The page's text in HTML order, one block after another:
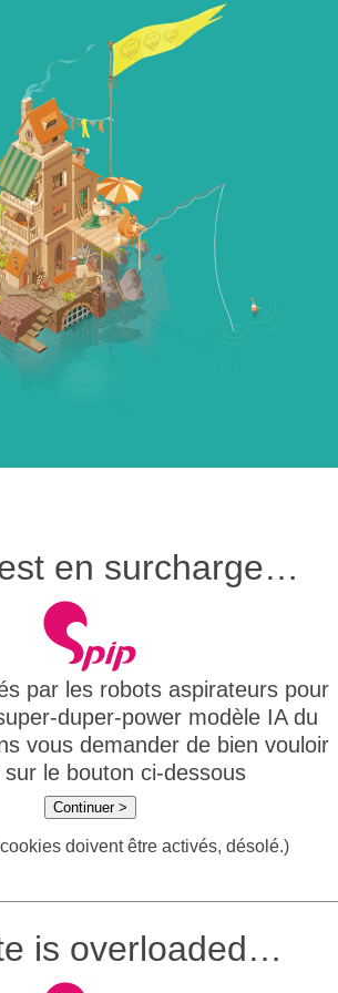
en surcharge…
par les robots aspirateurs pour
duper-power modèle IA du
vous demander de bien vouloir
sur le bouton ci-dessous
Continuer >
doivent être activés, désolé.)
is overloaded…